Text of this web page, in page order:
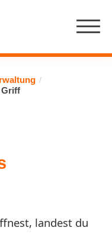
/
Griff
landest du